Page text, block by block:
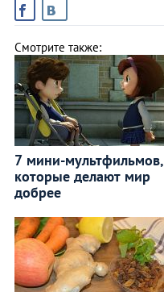
Смотрите также:
7 мини-мультфильмов,
которые делают мир
добрее